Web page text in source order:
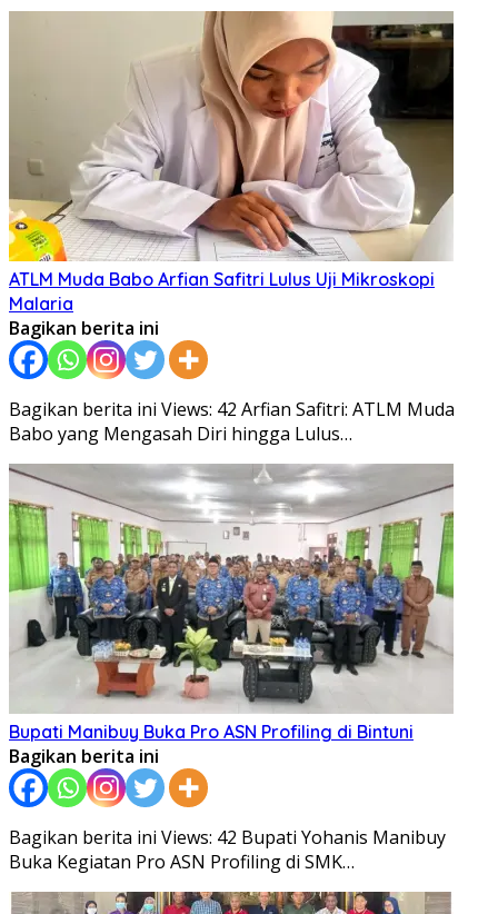
ATLM Muda Babo Arfian Safitri Lulus Uji Mikroskopi
Malaria
Bagikan berita ini
Bagikan berita ini Views: 42 Arfian Safitri: ATLM Muda
Babo yang Mengasah Diri hingga Lulus…
Bupati Manibuy Buka Pro ASN Profiling di Bintuni
Bagikan berita ini
Bagikan berita ini Views: 42 Bupati Yohanis Manibuy
Buka Kegiatan Pro ASN Profiling di SMK…